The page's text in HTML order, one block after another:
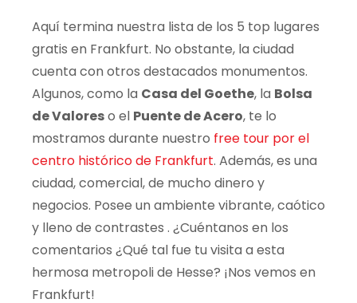
Aquí termina nuestra lista de los 5 top lugares
gratis en Frankfurt. No obstante, la ciudad
cuenta con otros destacados monumentos.
Algunos, como la Casa del Goethe, la Bolsa
de Valoreso el Puente de Acero, te lo
mostramos durante nuestro free tour por el
centro históricode Frankfurt. Además, es una
ciudad, comercial, de mucho dinero y
negocios. Posee un ambiente vibrante,caótico
y lleno de contrastes . ¿Cuéntanos en los
comentarios ¿Qué tal fue tu visita a esta
hermosa metropoli de Hesse? ¡Nos vemos en
Frankfurt!